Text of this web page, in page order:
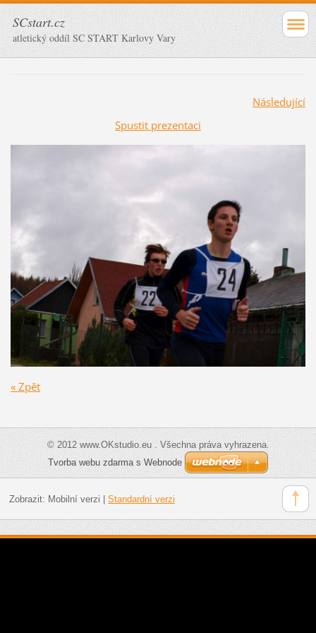
SCstart.cz
atletický oddíl SC START Karlovy Vary
Následující
Spustit prezentaci
« Zpět
© 2012 www.OKstudio.eu . Všechna práva vyhrazena.
Tvorba webu zdarma s Webnode
Zobrazit: Mobilní verzi Standardní verzi